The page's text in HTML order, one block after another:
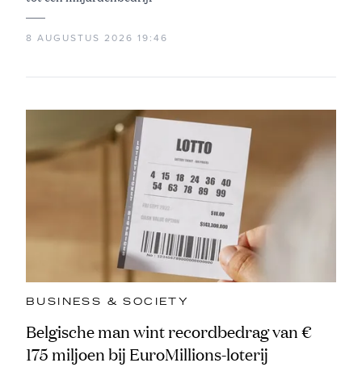
8 AUGUSTUS 2026 19:46
BUSINESS & SOCIETY
Belgische man wint recordbedrag van €
175 miljoen bij EuroMillions-loterij